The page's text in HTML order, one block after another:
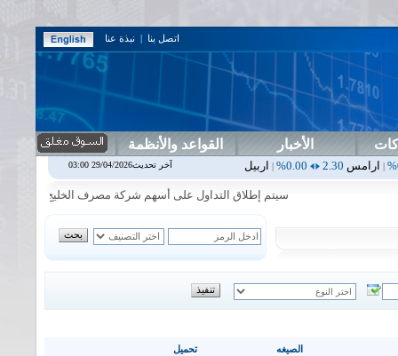
اتصل بنا | نبذة عنا
الأخبار القواعد والأنظمة
0.00%
|اربيل0.00
0.00%
0.00%
|اسفنج1.87
سيتم إطلاق التداول على أسهم شركة مصرف الخليج التجاري في جلسة
تحميل الصيغه